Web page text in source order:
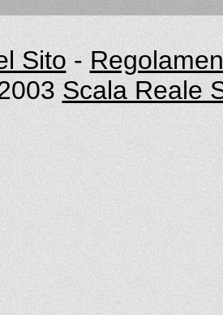
Sito -
Scala Reale